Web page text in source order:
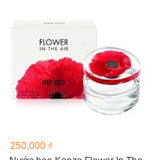
250,000 ₫